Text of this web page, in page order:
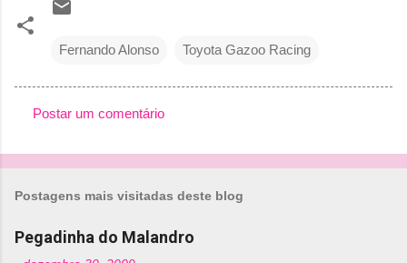
Fernando Alonso Toyota Gazoo Racing
o
n
t
Postar um comentário
Postagens mais visitadas deste blog
Pegadinha do Malandro